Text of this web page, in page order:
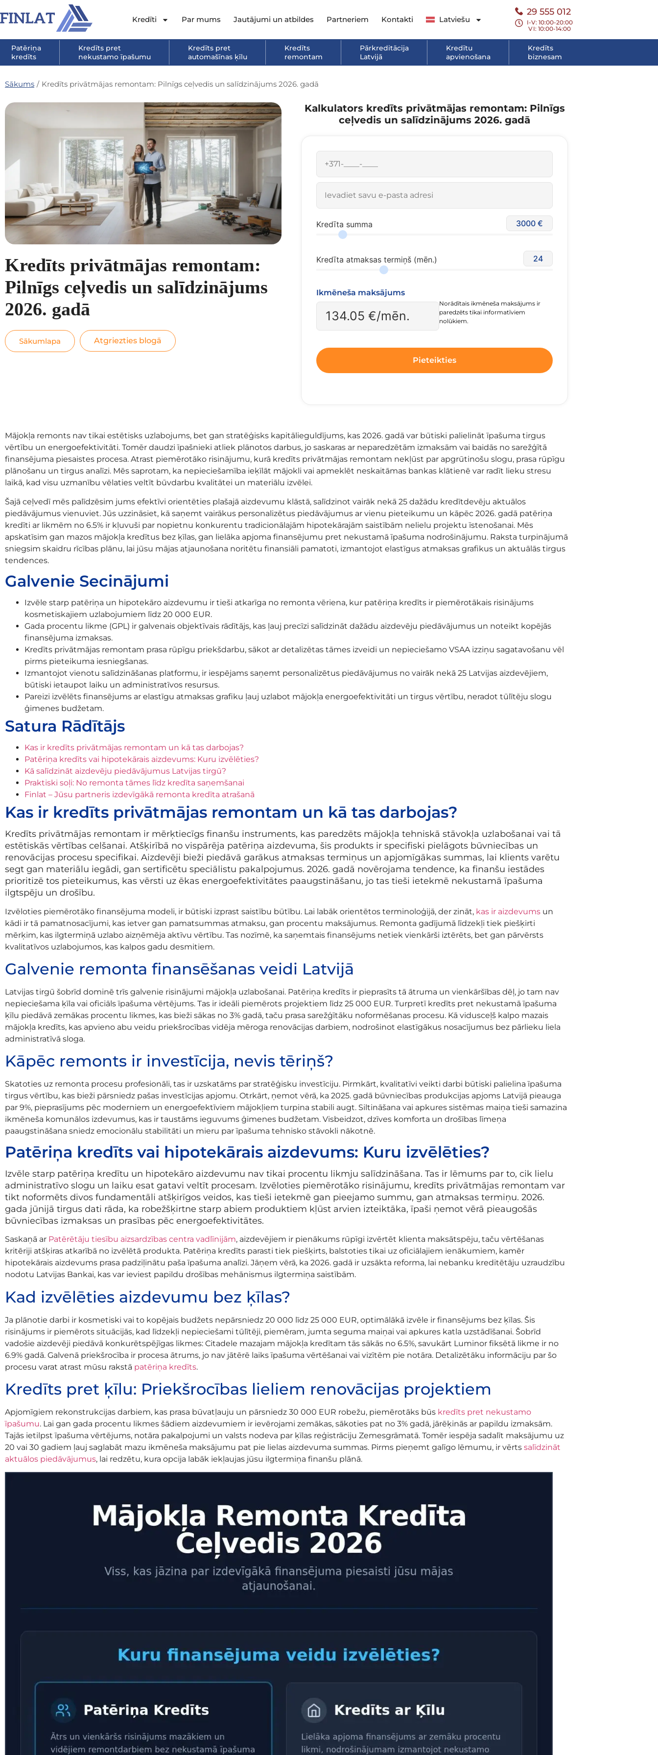
Kredīti Par mums Jautājumi un atbildes Partneriem Kontakti Latviešu
29 555 012
I-V: 10:00-20:00
VI: 10:00-14:00
Patēriņa
kredīts
Kredīts pret
nekustamo īpašumu
Kredīts pret
automašīnas ķīlu
Kredīts
remontam
Pārkreditācija
Latvijā
Kredītu
apvienošana
Kredīts
biznesam
Sākums / Kredīts privātmājas remontam: Pilnīgs ceļvedis un salīdzinājums 2026. gadā
Kredīts privātmājas remontam:
Pilnīgs ceļvedis un salīdzinājums
2026. gadā
Sākumlapa Atgriezties blogā
Kalkulators kredīts privātmājas remontam: Pilnīgs
ceļvedis un salīdzinājums 2026. gadā
Kredīta summa 3000
Kredīta atmaksas termiņš (mēn.) 24
Ikmēneša maksājums
134.05 €/mēn.
Norādītais ikmēneša maksājums ir
paredzēts tikai informatīviem
nolūkiem.
Pieteikties
Mājokļa remonts nav tikai estētisks uzlabojums, bet gan stratēģisks kapitālieguldījums, kas 2026. gadā var būtiski palielināt īpašuma tirgus
vērtību un energoefektivitāti. Tomēr daudzi īpašnieki atliek plānotos darbus, jo saskaras ar neparedzētām izmaksām vai baidās no sarežģītā
finansējuma piesaistes procesa. Atrast piemērotāko risinājumu, kurā kredīts privātmājas remontam nekļūst par apgrūtinošu slogu, prasa rūpīgu
plānošanu un tirgus analīzi. Mēs saprotam, ka nepieciešamība ieķīlāt mājokli vai apmeklēt neskaitāmas bankas klātienē var radīt lieku stresu
laikā, kad visu uzmanību vēlaties veltīt būvdarbu kvalitātei un materiālu izvēlei.
Šajā ceļvedī mēs palīdzēsim jums efektīvi orientēties plašajā aizdevumu klāstā, salīdzinot vairāk nekā 25 dažādu kredītdevēju aktuālos
piedāvājumus vienuviet. Jūs uzzināsiet, kā saņemt vairākus personalizētus piedāvājumus ar vienu pieteikumu un kāpēc 2026. gadā patēriņa
kredīti ar likmēm no 6.5% ir kļuvuši par nopietnu konkurentu tradicionālajām hipotekārajām saistībām nelielu projektu īstenošanai. Mēs
apskatīsim gan mazos mājokļa kredītus bez ķīlas, gan lielāka apjoma finansējumu pret nekustamā īpašuma nodrošinājumu. Raksta turpinājumā
sniegsim skaidru rīcības plānu, lai jūsu mājas atjaunošana noritētu finansiāli pamatoti, izmantojot elastīgus atmaksas grafikus un aktuālās tirgus
tendences.
Galvenie Secinājumi
Izvēle starp patēriņa un hipotekāro aizdevumu ir tieši atkarīga no remonta vēriena, kur patēriņa kredīts ir piemērotākais risinājums
kosmetiskajiem uzlabojumiem līdz 20 000 EUR.
Gada procentu likme (GPL) ir galvenais objektīvais rādītājs, kas ļauj precīzi salīdzināt dažādu aizdevēju piedāvājumus un noteikt kopējās
finansējuma izmaksas.
Kredīts privātmājas remontam prasa rūpīgu priekšdarbu, sākot ar detalizētas tāmes izveidi un nepieciešamo VSAA izziņu sagatavošanu vēl
pirms pieteikuma iesniegšanas.
Izmantojot vienotu salīdzināšanas platformu, ir iespējams saņemt personalizētus piedāvājumus no vairāk nekā 25 Latvijas aizdevējiem,
būtiski ietaupot laiku un administratīvos resursus.
Pareizi izvēlēts finansējums ar elastīgu atmaksas grafiku ļauj uzlabot mājokļa energoefektivitāti un tirgus vērtību, neradot tūlītēju slogu
ģimenes budžetam.
Satura Rādītājs
Kas ir kredīts privātmājas remontam un kā tas darbojas?
Patēriņa kredīts vai hipotekārais aizdevums: Kuru izvēlēties?
Kā salīdzināt aizdevēju piedāvājumus Latvijas tirgū?
Praktiski soļi: No remonta tāmes līdz kredīta saņemšanai
Finlat – Jūsu partneris izdevīgākā remonta kredīta atrašanā
Kas ir kredīts privātmājas remontam un kā tas darbojas?
Kredīts privātmājas remontam ir mērķtiecīgs finanšu instruments, kas paredzēts mājokļa tehniskā stāvokļa uzlabošanai vai tā
estētiskās vērtības celšanai. Atšķirībā no vispārēja patēriņa aizdevuma, šis produkts ir specifiski pielāgots būvniecības un
renovācijas procesu specifikai. Aizdevēji bieži piedāvā garākus atmaksas termiņus un apjomīgākas summas, lai klients varētu
segt gan materiālu iegādi, gan sertificētu speciālistu pakalpojumus. 2026. gadā novērojama tendence, ka finanšu iestādes
prioritizē tos pieteikumus, kas vērsti uz ēkas energoefektivitātes paaugstināšanu, jo tas tieši ietekmē nekustamā īpašuma
ilgtspēju un drošību.
Izvēloties piemērotāko finansējuma modeli, ir būtiski izprast saistību būtību. Lai labāk orientētos terminoloģijā, der zināt, kas ir aizdevums un
kādi ir tā pamatnosacījumi, kas ietver gan pamatsummas atmaksu, gan procentu maksājumus. Remonta gadījumā līdzekļi tiek piešķirti
mērķim, kas ilgtermiņā uzlabo aizņēmēja aktīvu vērtību. Tas nozīmē, ka saņemtais finansējums netiek vienkārši iztērēts, bet gan pārvērsts
kvalitatīvos uzlabojumos, kas kalpos gadu desmitiem.
Galvenie remonta finansēšanas veidi Latvijā
Latvijas tirgū šobrīd dominē trīs galvenie risinājumi mājokļa uzlabošanai. Patēriņa kredīts ir pieprasīts tā ātruma un vienkāršības dēļ, jo tam nav
nepieciešama ķīla vai oficiāls īpašuma vērtējums. Tas ir ideāli piemērots projektiem līdz 25 000 EUR. Turpretī kredīts pret nekustamā īpašuma
ķīlu piedāvā zemākas procentu likmes, kas bieži sākas no 3% gadā, taču prasa sarežģītāku noformēšanas procesu. Kā vidusceļš kalpo mazais
mājokļa kredīts, kas apvieno abu veidu priekšrocības vidēja mēroga renovācijas darbiem, nodrošinot elastīgākus nosacījumus bez pārlieku liela
administratīvā sloga.
Kāpēc remonts ir investīcija, nevis tēriņš?
Skatoties uz remonta procesu profesionāli, tas ir uzskatāms par stratēģisku investīciju. Pirmkārt, kvalitatīvi veikti darbi būtiski palielina īpašuma
tirgus vērtību, kas bieži pārsniedz pašas investīcijas apjomu. Otrkārt, ņemot vērā, ka 2025. gadā būvniecības produkcijas apjoms Latvijā pieauga
par 9%, pieprasījums pēc moderniem un energoefektīviem mājokļiem turpina stabili augt. Siltināšana vai apkures sistēmas maiņa tieši samazina
ikmēneša komunālos izdevumus, kas ir taustāms ieguvums ģimenes budžetam. Visbeidzot, dzīves komforta un drošības līmeņa
paaugstināšana sniedz emocionālu stabilitāti un mieru par īpašuma tehnisko stāvokli nākotnē.
Patēriņa kredīts vai hipotekārais aizdevums: Kuru izvēlēties?
Izvēle starp patēriņa kredītu un hipotekāro aizdevumu nav tikai procentu likmju salīdzināšana. Tas ir lēmums par to, cik lielu
administratīvo slogu un laiku esat gatavi veltīt procesam. Izvēloties piemērotāko risinājumu, kredīts privātmājas remontam var
tikt noformēts divos fundamentāli atšķirīgos veidos, kas tieši ietekmē gan pieejamo summu, gan atmaksas termiņu. 2026.
gada jūnijā tirgus dati rāda, ka robežšķirtne starp abiem produktiem kļūst arvien izteiktāka, īpaši ņemot vērā pieaugošās
būvniecības izmaksas un prasības pēc energoefektivitātes.
Saskaņā ar Patērētāju tiesību aizsardzības centra vadlīnijām, aizdevējiem ir pienākums rūpīgi izvērtēt klienta maksātspēju, taču vērtēšanas
kritēriji atšķiras atkarībā no izvēlētā produkta. Patēriņa kredīts parasti tiek piešķirts, balstoties tikai uz oficiālajiem ienākumiem, kamēr
hipotekārais aizdevums prasa padziļinātu paša īpašuma analīzi. Jāņem vērā, ka 2026. gadā ir uzsākta reforma, lai nebanku kreditētāju uzraudzību
nodotu Latvijas Bankai, kas var ieviest papildu drošības mehānismus ilgtermiņa saistībām.
Kad izvēlēties aizdevumu bez ķīlas?
Ja plānotie darbi ir kosmetiski vai to kopējais budžets nepārsniedz 20 000 līdz 25 000 EUR, optimālākā izvēle ir finansējums bez ķīlas. Šis
risinājums ir piemērots situācijās, kad līdzekļi nepieciešami tūlītēji, piemēram, jumta seguma maiņai vai apkures katla uzstādīšanai. Šobrīd
vadošie aizdevēji piedāvā konkurētspējīgas likmes: Citadele mazajam mājokļa kredītam tās sākās no 6.5%, savukārt Luminor fiksētā likme ir no
6.9% gadā. Galvenā priekšrocība ir procesa ātrums, jo nav jātērē laiks īpašuma vērtēšanai vai vizītēm pie notāra. Detalizētāku informāciju par šo
procesu varat atrast mūsu rakstā patēriņa kredīts.
Kredīts pret ķīlu: Priekšrocības lieliem renovācijas projektiem
Apjomīgiem rekonstrukcijas darbiem, kas prasa būvatļauju un pārsniedz 30 000 EUR robežu, piemērotāks būs kredīts pret nekustamo
īpašumu. Lai gan gada procentu likmes šādiem aizdevumiem ir ievērojami zemākas, sākoties pat no 3% gadā, jārēķinās ar papildu izmaksām.
Tajās ietilpst īpašuma vērtējums, notāra pakalpojumi un valsts nodeva par ķīlas reģistrāciju Zemesgrāmatā. Tomēr iespēja sadalīt maksājumu uz
20 vai 30 gadiem ļauj saglabāt mazu ikmēneša maksājumu pat pie lielas aizdevuma summas. Pirms pieņemt galīgo lēmumu, ir vērts salīdzināt
aktuālos piedāvājumus, lai redzētu, kura opcija labāk iekļaujas jūsu ilgtermiņa finanšu plānā.